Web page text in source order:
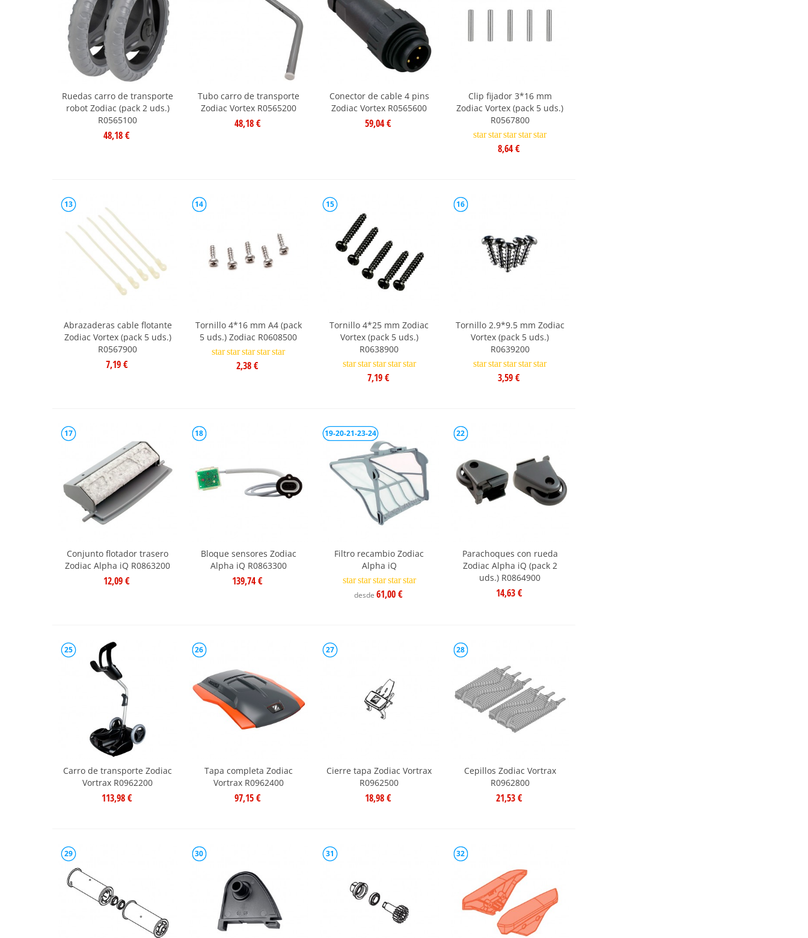
Ruedas carro de transporte
robot Zodiac (pack 2 uds.)
R0565100
48,18 €
Tubo carro de transporte
Zodiac Vortex R0565200
48,18 €
Conector de cable 4 pins
Zodiac Vortex R0565600
59,04 €
Clip fijador 3*16 mm
Zodiac Vortex (pack 5 uds.)
R0567800
starstarstarstarstar
8,64 €
13
Abrazaderas cable flotante
Zodiac Vortex (pack 5 uds.)
R0567900
7,19 €
14
Tornillo 4*16 mm A4 (pack
5 uds.) Zodiac R0608500
starstarstarstarstar
2,38 €
15
Tornillo 4*25 mm Zodiac
Vortex (pack 5 uds.)
R0638900
starstarstarstarstar
7,19 €
16
Tornillo 2.9*9.5 mm Zodiac
Vortex (pack 5 uds.)
R0639200
starstarstarstarstar
3,59 €
17
Conjunto flotador trasero
Zodiac Alpha iQ R0863200
12,09 €
18
Bloque sensores Zodiac
Alpha iQ R0863300
139,74 €
19-20-21-23-24
Filtro recambio Zodiac
Alpha iQ
starstarstarstarstar
desde 61,00 €
22
Parachoques con rueda
Zodiac Alpha iQ (pack 2
uds.) R0864900
14,63 €
25
Carro de transporte Zodiac
Vortrax R0962200
113,98 €
26
Tapa completa Zodiac
Vortrax R0962400
97,15 €
27
Cierre tapa Zodiac Vortrax
R0962500
18,98 €
28
Cepillos Zodiac Vortrax
R0962800
21,53 €
29 30 31 32